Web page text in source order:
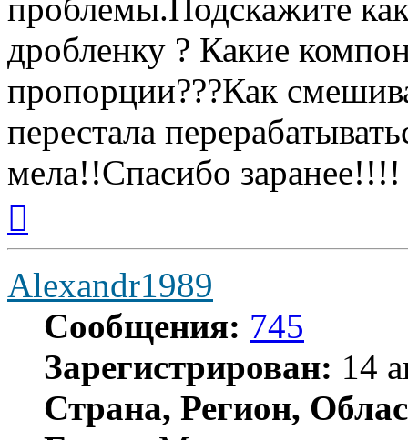
проблемы.Подскажите
дробленку ? Какие
пропорции???Как
перестала
мела!!Спасибо заранее!!!!
началу
Alexandr1989
Сообщения: 745
Зарегистрирован: 14
Страна, Регион,